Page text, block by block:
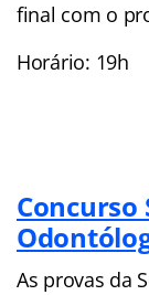
final com o
Horário: 19h
Concurso
As provas da